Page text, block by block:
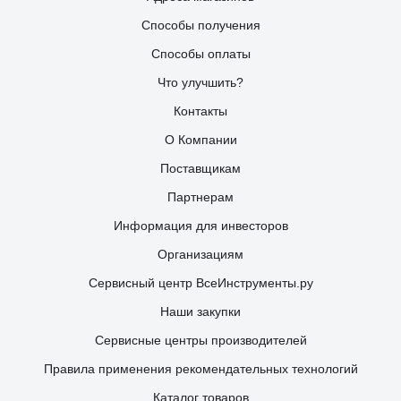
Способы получения
Способы оплаты
Что улучшить?
Контакты
О Компании
Поставщикам
Партнерам
Информация для инвесторов
Организациям
Сервисный центр ВсеИнструменты.ру
Наши закупки
Сервисные центры производителей
Правила применения рекомендательных технологий
Каталог товаров